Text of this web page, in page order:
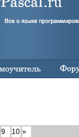
9 10 »